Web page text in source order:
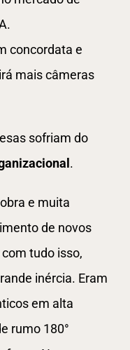
concordata e
mais câmeras
sofriam do
.
e muita
de novos
tudo isso,
inércia. Eram
em alta
rumo 180°